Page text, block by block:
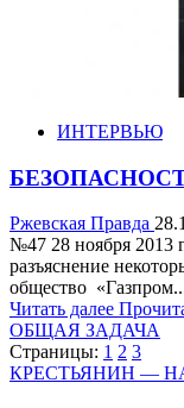
ИНТЕРВЬЮ
Ржевская Правда
№47 28 ноября 2013
разъяснение
общество
Читать далее
ОБЩАЯ ЗАДАЧА
Страницы: 1 2 3
КРЕСТЬЯНИН —